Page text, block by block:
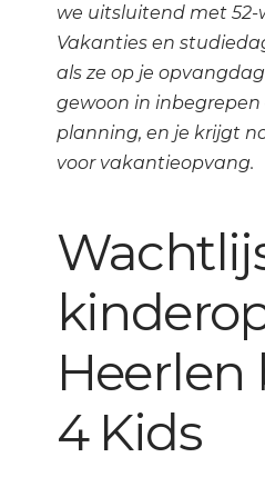
we uitsluitend met
Vakanties en
als ze op je
gewoon in
planning, en je krijgt
voor vakantieopvang.
Heerlen
4 Kids